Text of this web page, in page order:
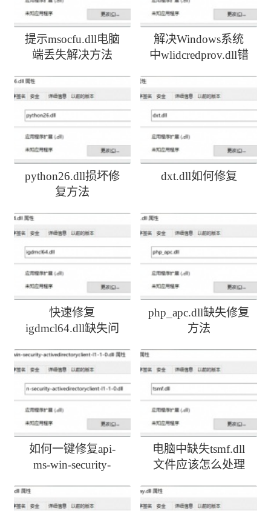
提示msocfu.dll电脑
端丢失解决方法
解决Windows系统
中wlidcredprov.dll错
python26.dll损坏修
复方法
dxt.dll如何修复
快速修复
igdmcl64.dll缺失问
php_apc.dll缺失修复
方法
如何一键修复api-
ms-win-security-
电脑中缺失tsmf.dll
文件应该怎么处理